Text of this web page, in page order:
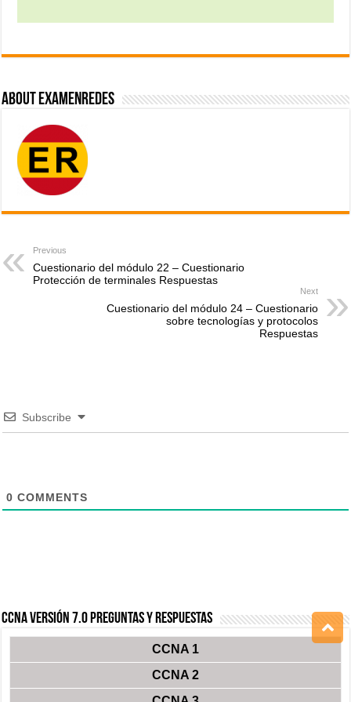
About ExamenRedes
Previous
Cuestionario del módulo 22 – Cuestionario
Protección de terminales Respuestas
Next
Cuestionario del módulo 24 – Cuestionario
sobre tecnologías y protocolos
Respuestas
Subscribe
0 COMMENTS
CCNA Versión 7.0 Preguntas y Respuestas
CCNA 1
CCNA 2